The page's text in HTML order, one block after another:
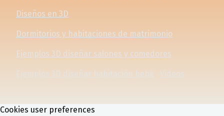
Diseños en 3D
Dormitorios y habitaciones de matrimonio
Ejemplos 3D diseñar salones y comedores
Ejemplos 3D diseñar habitación bebé Videos
Cookies user preferences